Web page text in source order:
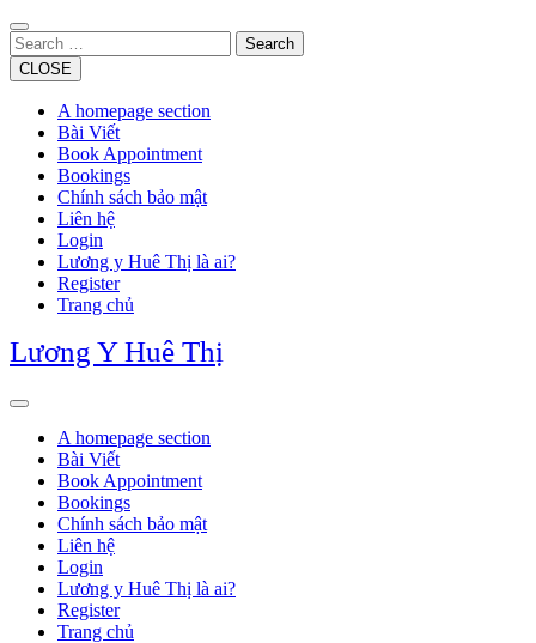
Skip
to
content
Search
CLOSE
A homepage section
Bài Viết
Book Appointment
Bookings
Chính sách bảo mật
Liên hệ
Login
Lương y Huê Thị là ai?
Register
Trang chủ
Lương Y Huê Thị
Open
ButtonA homepage section
Bài Viết
Book Appointment
Bookings
Chính sách bảo mật
Liên hệ
Login
Lương y Huê Thị là ai?
Register
Trang chủ